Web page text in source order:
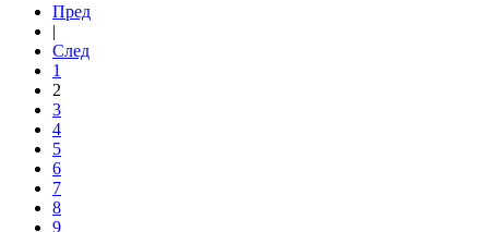
Пред
|
След
1
2
3
4
5
6
7
8
9